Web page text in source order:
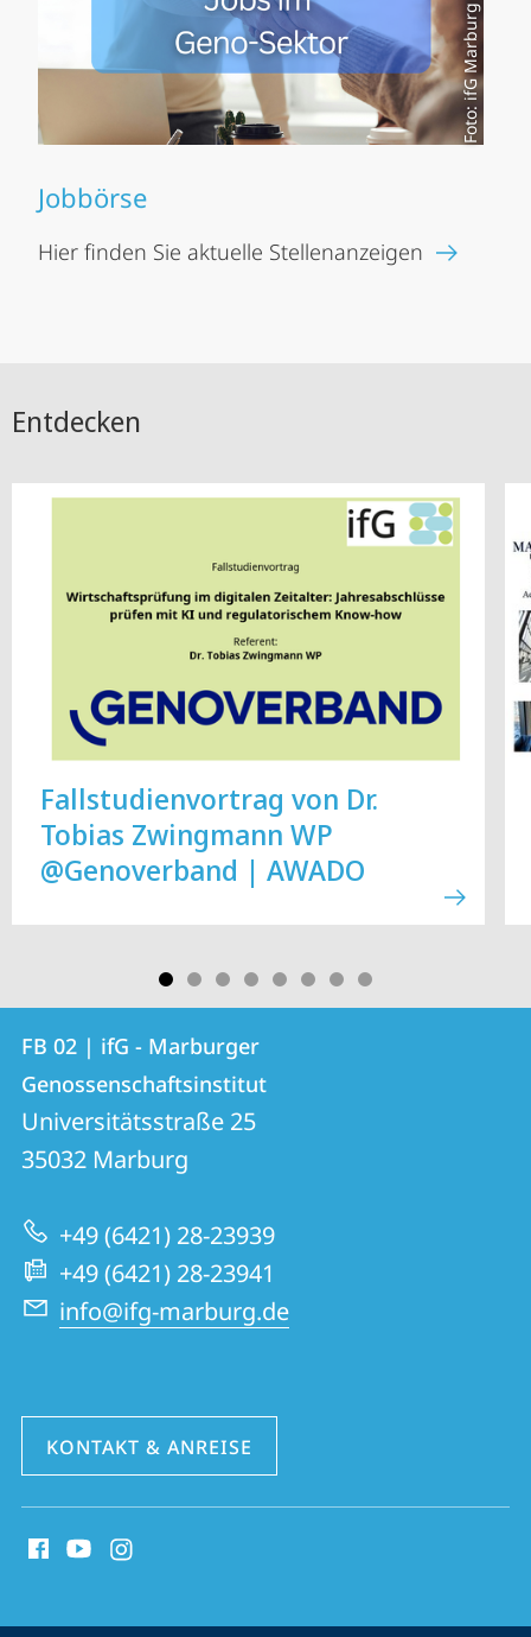
Foto: ifG Marburg
Jobbörse
Hier finden Sie aktuelle Stellenanzeigen
Entdecken
Fallstudienvortrag von Dr.
Tobias Zwingmann WP
@Genoverband | AWADO
Kontakt
und
Informationen
zur
Website
Kontaktinformationen
FB
02
|
-
Marburger
Genossenschaftsinstitut
FB 02 | ifG - Marburger
Genossenschaftsinstitut
Universitätsstraße 25
35032 Marburg
+49 (6421) 28-23939
+49 (6421) 28-23941
info@ifg-marburg.de
KONTAKT & ANREISE
Media